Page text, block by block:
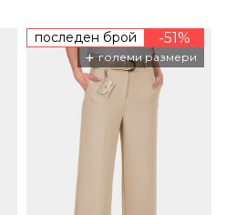
последен брой -51%
+ големи размери